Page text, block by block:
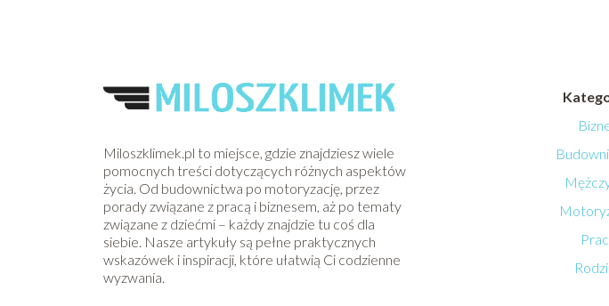
Miloszklimek.pl to miejsce, gdzie znajdziesz wiele
pomocnych treści dotyczących różnych aspektów
życia. Od budownictwa po motoryzację, przez
porady związane z pracą i biznesem, aż po tematy
związane z dziećmi – każdy znajdzie tu coś dla
siebie. Nasze artykuły są pełne praktycznych
wskazówek i inspiracji, które ułatwią Ci codzienne
wyzwania.